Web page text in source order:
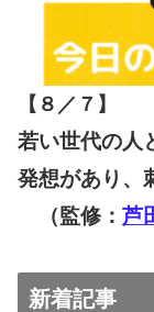
【８／７ 】
若い世代の人
発想があり、
（監修： 芦
新着記事